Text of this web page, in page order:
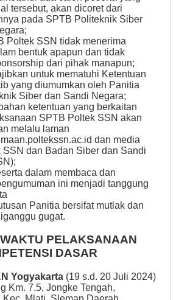
tersebut, akan dicoret dari
pada SPTB Politeknik Siber
Poltek SSN tidak menerima
bentuk apapun dan tidak
dari pihak manapun;
untuk mematuhi Ketentuan
yang diumumkan oleh Panitia
Siber dan Sandi Negara;
ketentuan yang berkaitan
SPTB Poltek SSN akan
melalu laman
dan media
dan Badan Siber dan Sandi
dalam membaca dan
ini menjadi tanggung
Panitia bersifat mutlak dan
gugat.
PELAKSANAAN
DASAR
Yogyakarta (19 s.d. 20 Juli 2024)
Km. 7.5, Jongke Tengah,